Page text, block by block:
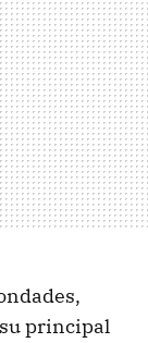
principal